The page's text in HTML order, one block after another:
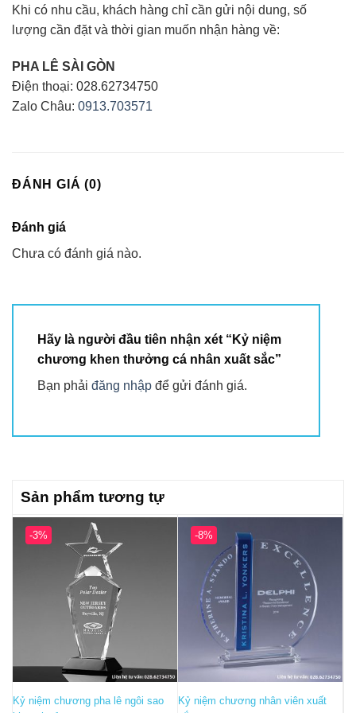
Khi có nhu cầu, khách hàng chỉ cần gửi nội dung, số
lượng cần đặt và thời gian muốn nhận hàng về:
PHA LÊ SÀI GÒN
Điện thoại: 028.62734750
Zalo Châu: 0913.703571
ĐÁNH GIÁ (0)
Đánh giá
Chưa có đánh giá nào.
Hãy là người đầu tiên nhận xét “Kỷ niệm
chương khen thưởng cá nhân xuất sắc”
Bạn phải đăng nhập để gửi đánh giá.
Sản phẩm tương tự
-3%
Kỷ niệm chương pha lê ngôi sao
-8%
Kỷ niệm chương nhân viên xuất